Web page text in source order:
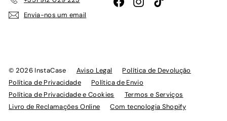
Envia-nos um email
© 2026 InstaCase Aviso Legal
Política de Devolução
Política de Privacidade
Política de Envio
Política de Privacidade e Cookies
Termos e Serviços
Livro de Reclamações Online
Com tecnologia Shopify